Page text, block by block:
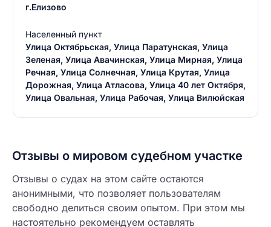
г.Елизово
Населенный пункт
Улица Октябрьская, Улица Паратунская, Улица
Зеленая, Улица Авачинская, Улица Мирная, Улица
Речная, Улица Солнечная, Улица Крутая, Улица
Дорожная, Улица Атласова, Улица 40 лет Октября,
Улица Овальная, Улица Рабочая, Улица Вилюйская
Отзывы о мировом судебном участке
Отзывы о судах на этом сайте остаются
анонимными, что позволяет пользователям
свободно делиться своим опытом. При этом мы
настоятельно рекомендуем оставлять